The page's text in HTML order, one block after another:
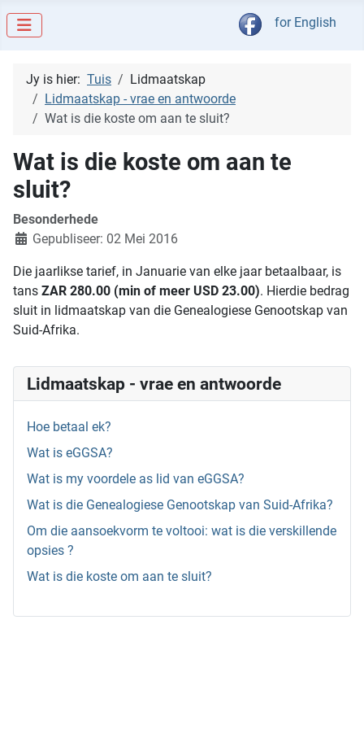
Kies jou taal
for English
Lidmaatskap - vrae en antwoorde
Hoe betaal ek?
Wat is eGGSA?
Wat is my voordele as lid van eGGSA?
Wat is die Genealogiese Genootskap van Suid-Afrika?
Om die aansoekvorm te voltooi: wat is die verskillende
opsies ?
Wat is die koste om aan te sluit?
Jy is hier: Tuis
Lidmaatskap
Lidmaatskap - vrae en antwoorde
Wat is die koste om aan te sluit?
Wat is die koste om aan te
sluit?
Besonderhede
Gepubliseer: 02 Mei 2016
Die jaarlikse tarief, in Januarie van elke jaar betaalbaar, is
tans ZAR 280.00 (min of meer USD 23.00). Hierdie bedrag
sluit in lidmaatskap van die Genealogiese Genootskap van
Suid-Afrika.